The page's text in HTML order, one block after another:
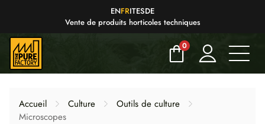
ENFRITESDE
Vente de produits horticoles techniques
0
Accueil Culture
Outils de culture
Microscopes